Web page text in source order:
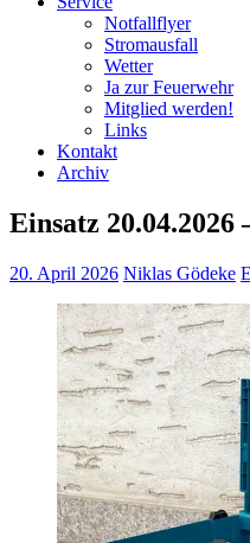
Notfallflyer
Stromausfall
Wetter
Ja zur Feuerwehr
Mitglied werden!
Links
Kontakt
Archiv
Einsatz 20.04.2026
20. April 2026 Niklas Gödeke